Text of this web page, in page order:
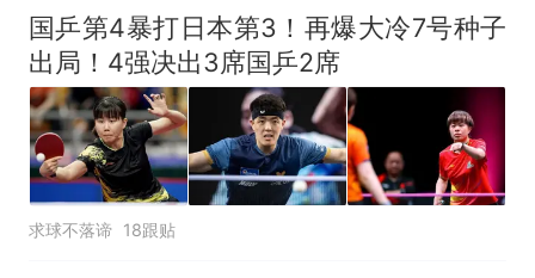
搜，网友：天塌了！
南航一航班疑向乘客发放西梅
汁，致多名乘客在飞行途中排
队上厕所！乘客：机上100多
人只有2个厕所；客服回应：并
非每架飞机都会发放西梅汁
热
那个在床头放菜刀的女孩，
因老师一句“跟我回家”改写了
人生
国乒第4暴打日本第3！再爆大冷7号种子
出局！4强决出3席国乒2席
求球不落谛 18跟贴